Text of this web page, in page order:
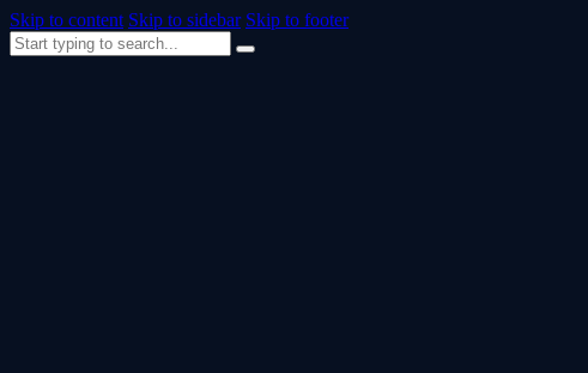
Skip to content Skip to sidebar Skip to footer